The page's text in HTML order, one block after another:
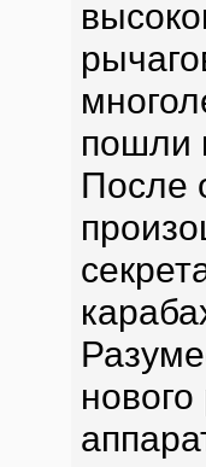
пошли
После